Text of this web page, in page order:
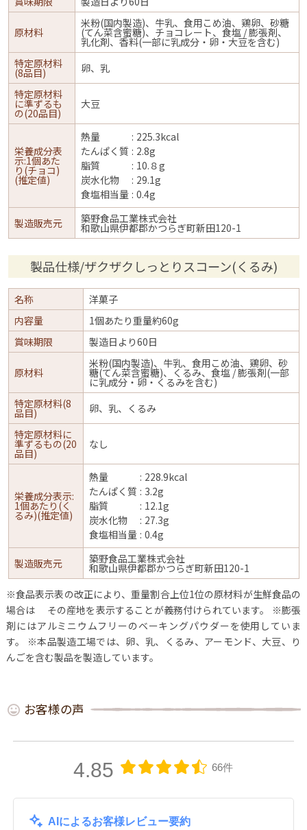
原材料
米粉(国内製造)、牛乳、食用こめ油、鶏卵、砂糖
(てん菜含蜜糖)、チョコレート、食塩 / 膨張剤、
乳化剤、香料(一部に乳成分・卵・大豆を含む)
特定原材料
(8品目)
卵、乳
特定原材料
に準ずるも
の(20品目)
大豆
栄養成分表
示:1個あた
り(チョコ)
(推定値)
熱量
225.3kcal
たんぱく質
2.8g
脂質
10.８g
炭水化物
29.1g
食塩相当量 0.4g
製造販売元 築野食品工業株式会社
和歌山県伊都郡かつらぎ町新田120-1
製品仕様/ザクザクしっとりスコーン(くるみ)
名称
洋菓子
内容量
1個あたり重量約60g
賞味期限
製造日より60日
原材料
米粉(国内製造)、牛乳、食用こめ油、鶏卵、砂
糖(てん菜含蜜糖)、くるみ、食塩 / 膨張剤(一部
に乳成分・卵・くるみを含む)
特定原材料(8
品目)
卵、乳、くるみ
特定原材料に
準ずるもの(20
品目)
なし
栄養成分表示:
1個あたり(く
るみ)(推定値)
熱量
228.9kcal
たんぱく質
3.2g
脂質
12.1g
炭水化物
27.3g
食塩相当量 0.4g
製造販売元 築野食品工業株式会社
和歌山県伊都郡かつらぎ町新田120-1
※食品表示表の改正により、重量割合上位1位の原材料が生鮮食品の
場合は その産地を表示することが義務付けられています。
※膨張
剤にはアルミニウムフリーのベーキングパウダーを使用していま
す。
※本品製造工場では、卵、乳、くるみ、アーモンド、大豆、り
んごを含む製品を製造しています。
お客様の声
4.85 66件
AIによるお客様レビュー要約